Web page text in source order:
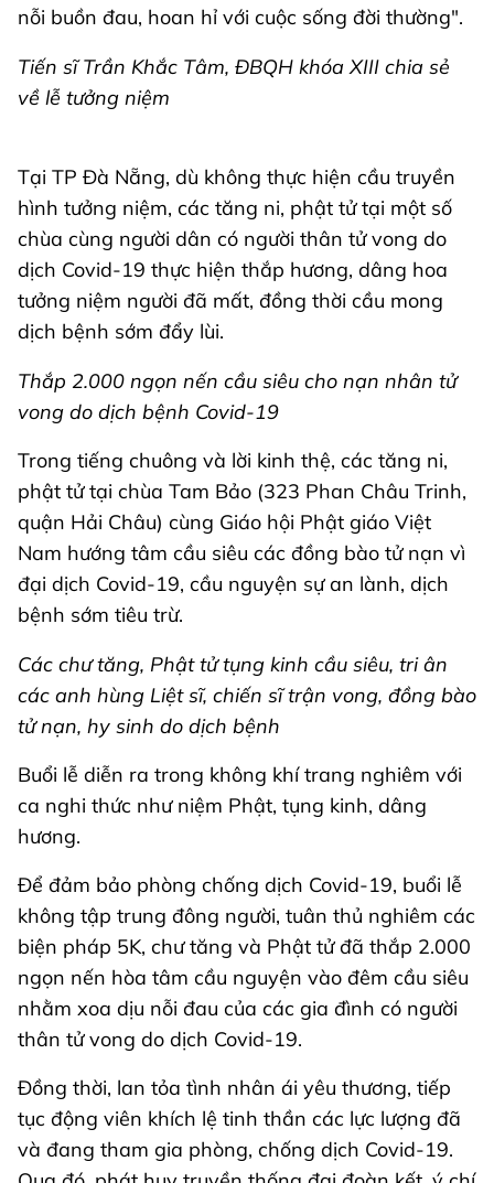
nỗi buồn đau, hoan hỉ với cuộc sống đời thường".
Tiến sĩ Trần Khắc Tâm, ĐBQH khóa XIII chia sẻ
về lễ tưởng niệm
Tại TP Đà Nẵng, dù không thực hiện cầu truyền
hình tưởng niệm, các tăng ni, phật tử tại một số
chùa cùng người dân có người thân tử vong do
dịch Covid-19 thực hiện thắp hương, dâng hoa
tưởng niệm người đã mất, đồng thời cầu mong
dịch bệnh sớm đẩy lùi.
Thắp 2.000 ngọn nến cầu siêu cho nạn nhân tử
vong do dịch bệnh Covid-19
Trong tiếng chuông và lời kinh thệ, các tăng ni,
phật tử tại chùa Tam Bảo (323 Phan Châu Trinh,
quận Hải Châu) cùng Giáo hội Phật giáo Việt
Nam hướng tâm cầu siêu các đồng bào tử nạn vì
đại dịch Covid-19, cầu nguyện sự an lành, dịch
bệnh sớm tiêu trừ.
Các chư tăng, Phật tử tụng kinh cầu siêu, tri ân
các anh hùng Liệt sĩ, chiến sĩ trận vong, đồng bào
tử nạn, hy sinh do dịch bệnh
Buổi lễ diễn ra trong không khí trang nghiêm với
ca nghi thức như niệm Phật, tụng kinh, dâng
hương.
Để đảm bảo phòng chống dịch Covid-19, buổi lễ
không tập trung đông người, tuân thủ nghiêm các
biện pháp 5K, chư tăng và Phật tử đã thắp 2.000
ngọn nến hòa tâm cầu nguyện vào đêm cầu siêu
nhằm xoa dịu nỗi đau của các gia đình có người
thân tử vong do dịch Covid-19.
Đồng thời, lan tỏa tình nhân ái yêu thương, tiếp
tục động viên khích lệ tinh thần các lực lượng đã
và đang tham gia phòng, chống dịch Covid-19.